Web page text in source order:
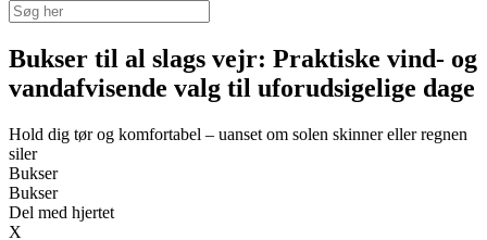
Bukser til al slags vejr: Praktiske vind- og
vandafvisende valg til uforudsigelige dage
Hold dig tør og komfortabel – uanset om solen skinner eller regnen
siler
Bukser
Bukser
Del med hjertet
X